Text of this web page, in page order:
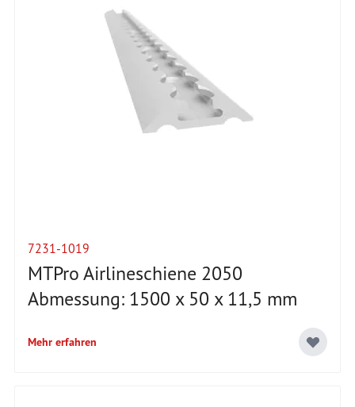
7231-1019
MTPro Airlineschiene 2050
Abmessung: 1500 x 50 x 11,5 mm
Mehr erfahren